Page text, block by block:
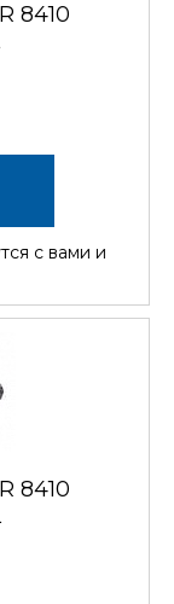
8410
с вами и
8410